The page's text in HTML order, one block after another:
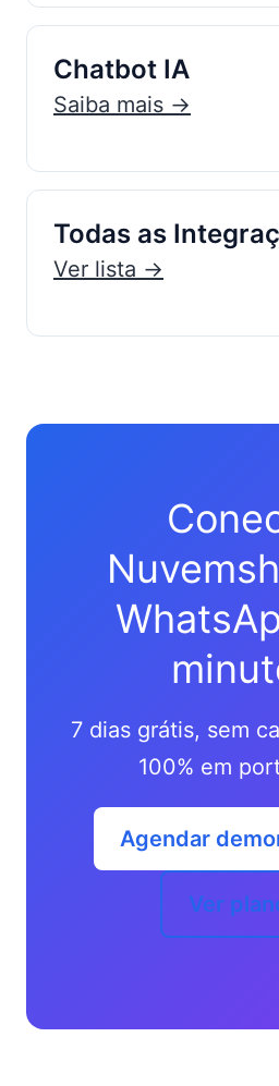
Chatbot IA
Saiba mais →
Todas as
Ver lista →
7 dias grátis, sem
100% em
Agendar
Ver